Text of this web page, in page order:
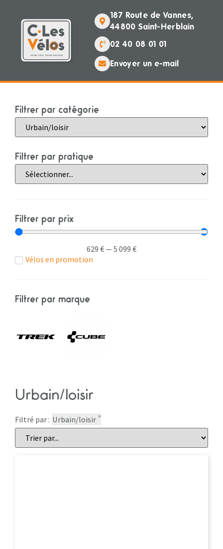
187 Route de Vannes,
44800 Saint-Herblain
02 40 08 01 01
Envoyer un e-mail
Filtrer par catégorie
Filtrer par pratique
Filtrer par prix
629 €—5 099 €
Vélos en promotion
Filtrer par marque
Urbain/loisir
Filtré par : Urbain/loisir ×